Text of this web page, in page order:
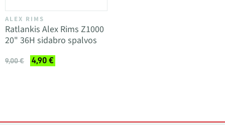
ALEX RIMS
Ratlankis Alex Rims Z1000
20" 36H sidabro spalvos
9,00 € 4,90 €